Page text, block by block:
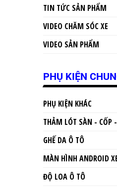
TIN TỨC SẢN PHẨM
VIDEO CHĂM SÓC XE
VIDEO SẢN PHẨM
PHỤ KIỆN
PHỤ KIỆN KHÁC
THẢM LÓT SÀN - CỐP
GHẾ DA Ô TÔ
MÀN HÌNH ANDROID
ĐỘ LOA Ô TÔ